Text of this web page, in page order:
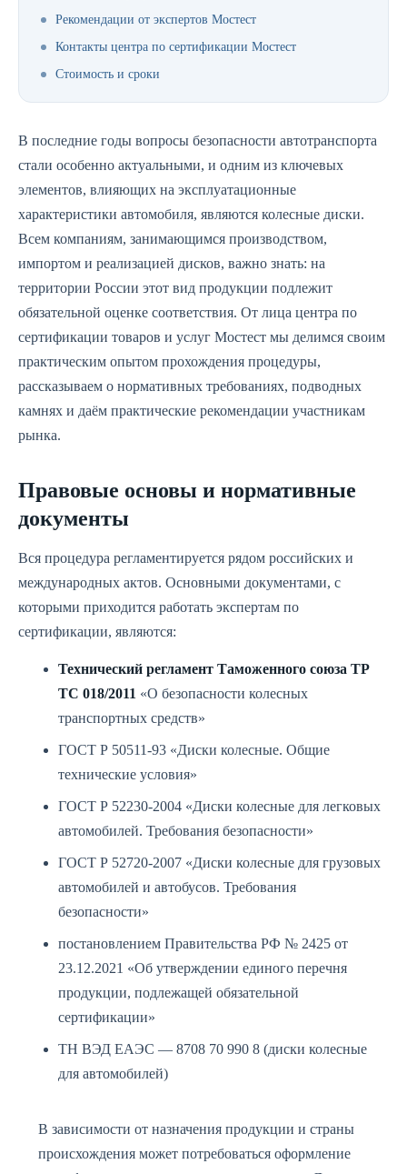
Рекомендации от экспертов Мостест
Контакты центра по сертификации Мостест
Стоимость и сроки
В последние годы вопросы безопасности автотранспорта
стали особенно актуальными, и одним из ключевых
элементов, влияющих на эксплуатационные
характеристики автомобиля, являются колесные диски.
Всем компаниям, занимающимся производством,
импортом и реализацией дисков, важно знать: на
территории России этот вид продукции подлежит
обязательной оценке соответствия. От лица центра по
сертификации товаров и услуг Мостест мы делимся своим
практическим опытом прохождения процедуры,
рассказываем о нормативных требованиях, подводных
камнях и даём практические рекомендации участникам
рынка.
Правовые основы и нормативные
документы
Вся процедура регламентируется рядом российских и
международных актов. Основными документами, с
которыми приходится работать экспертам по
сертификации, являются:
Технический регламент Таможенного союза ТР
ТС 018/2011 «О безопасности колесных
транспортных средств»
ГОСТ Р 50511-93 «Диски колесные. Общие
технические условия»
ГОСТ Р 52230-2004 «Диски колесные для легковых
автомобилей. Требования безопасности»
ГОСТ Р 52720-2007 «Диски колесные для грузовых
автомобилей и автобусов. Требования
безопасности»
постановлением Правительства РФ № 2425 от
23.12.2021 «Об утверждении единого перечня
продукции, подлежащей обязательной
сертификации»
ТН ВЭД ЕАЭС — 8708 70 990 8 (диски колесные
для автомобилей)
В зависимости от назначения продукции и страны
происхождения может потребоваться оформление